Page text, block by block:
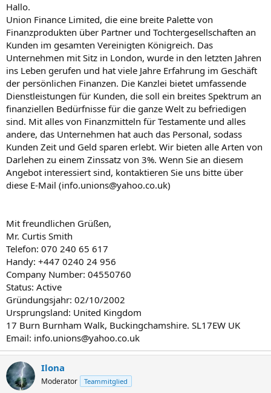
Hallo.
Union Finance Limited, die eine breite Palette von
Finanzprodukten über Partner und Tochtergesellschaften an
Kunden im gesamten Vereinigten Königreich. Das
Unternehmen mit Sitz in London, wurde in den letzten Jahren
ins Leben gerufen und hat viele Jahre Erfahrung im Geschäft
der persönlichen Finanzen. Die Kanzlei bietet umfassende
Dienstleistungen für Kunden, die soll ein breites Spektrum an
finanziellen Bedürfnisse für die ganze Welt zu befriedigen
sind. Mit alles von Finanzmitteln für Testamente und alles
andere, das Unternehmen hat auch das Personal, sodass
Kunden Zeit und Geld sparen erlebt. Wir bieten alle Arten von
Darlehen zu einem Zinssatz von 3%. Wenn Sie an diesem
Angebot interessiert sind, kontaktieren Sie uns bitte über
diese E-Mail (info.unions@yahoo.co.uk)
Mit freundlichen Grüßen,
Mr. Curtis Smith
Telefon: 070 240 65 617
Handy: +447 0240 24 956
Company Number: 04550760
Status: Active
Gründungsjahr: 02/10/2002
Ursprungsland: United Kingdom
17 Burn Burnham Walk, Buckingchamshire. SL17EW UK
Email: info.unions@yahoo.co.uk
Ilona
Moderator Teammitglied